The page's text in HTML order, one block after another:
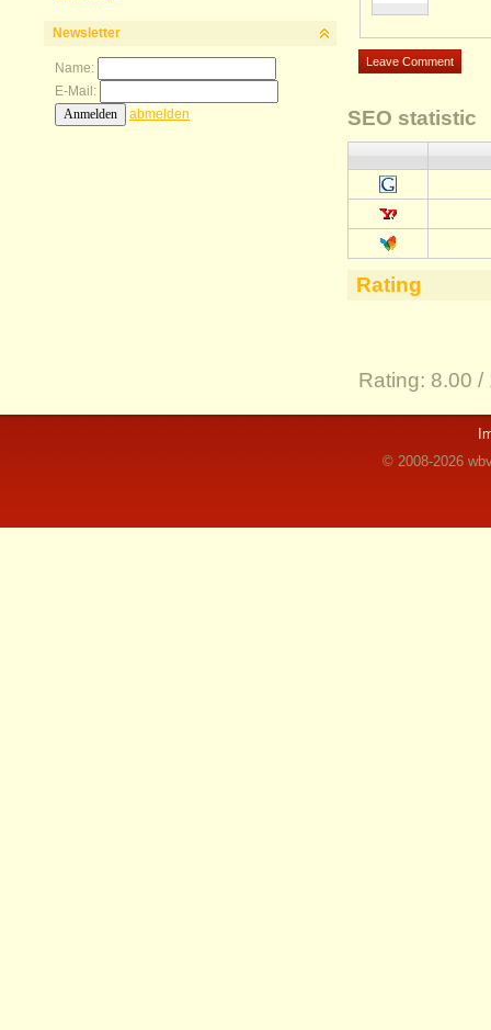
Newsletter
Name:
E-Mail:
abmelden
SEO statistic
Rating
Rating: 8.00 /
© 2008-2026